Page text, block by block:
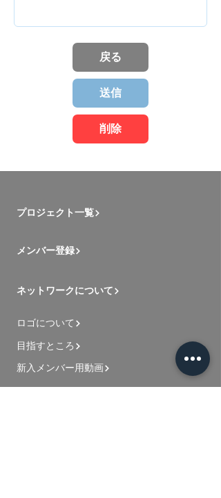
戻る
送信
削除
プロジェクト一覧
メンバー登録
ネットワークについて
ロゴについて
目指すところ
新入メンバー用動画